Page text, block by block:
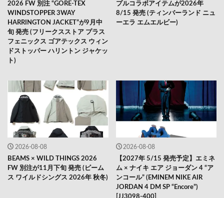
2026 FW 別注 “GORE-TEX
WINDSTOPPER 3WAY
HARRINGTON JACKET”が9月中
旬 発売 (フリークスストア プラス
フェニックス ゴアテックス ウィン
ドストッパー ハリントン ジャケッ
ト)
プルコラボアイテムが2026年
8/15 発売 (ティンバーランド ニュ
ーエラ エムエルビー)
2026-08-08
BEAMS × WILD THINGS 2026
FW 別注が11月下旬 発売 (ビーム
ス ワイルドシングス 2026年 秋冬)
2026-08-08
【2027年 5/15 発売予定】エミネ
ム × ナイキ エア ジョーダン 4 “ア
ンコール” (EMINEM NIKE AIR
JORDAN 4 DM SP “Encore”)
[JJ3098-400]